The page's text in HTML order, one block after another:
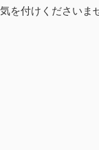
を付けくださいま